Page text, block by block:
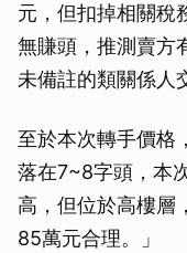
元，但扣掉相關稅
無賺頭，推測賣方
未備註的類關係人
至於本次轉手價格
落在7~8字頭，本
高，但位於高樓層
85萬元合理。」